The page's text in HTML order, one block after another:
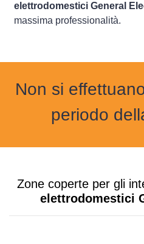
elettrodomestici General
massima professionalità.
Non si
periodo
Zone coperte per gli
elettrodomestici